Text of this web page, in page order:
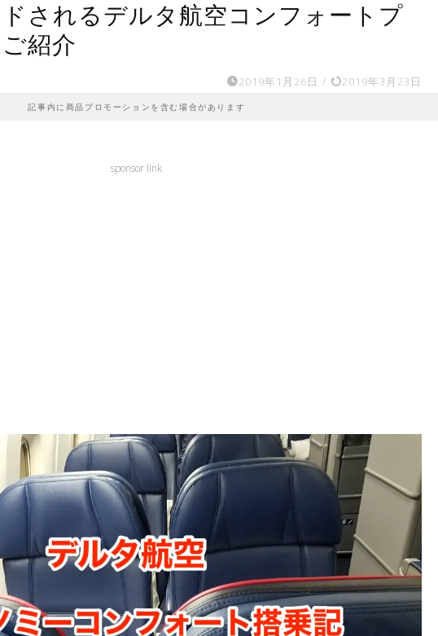
されるデルタ航空コンフォートプ
紹介
2019年1月26日 / 2019年3月23日
記事内に商品プロモーションを含む場合があります
sponsor link